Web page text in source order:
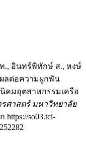
., อินทร์พิทักษ์ ส., หงษ์
ลต่อความผูกพัน
คมอุตสาหกรรมเครือ
รศาสตร์ มหาวิทยาลัย
https://so03.tci-